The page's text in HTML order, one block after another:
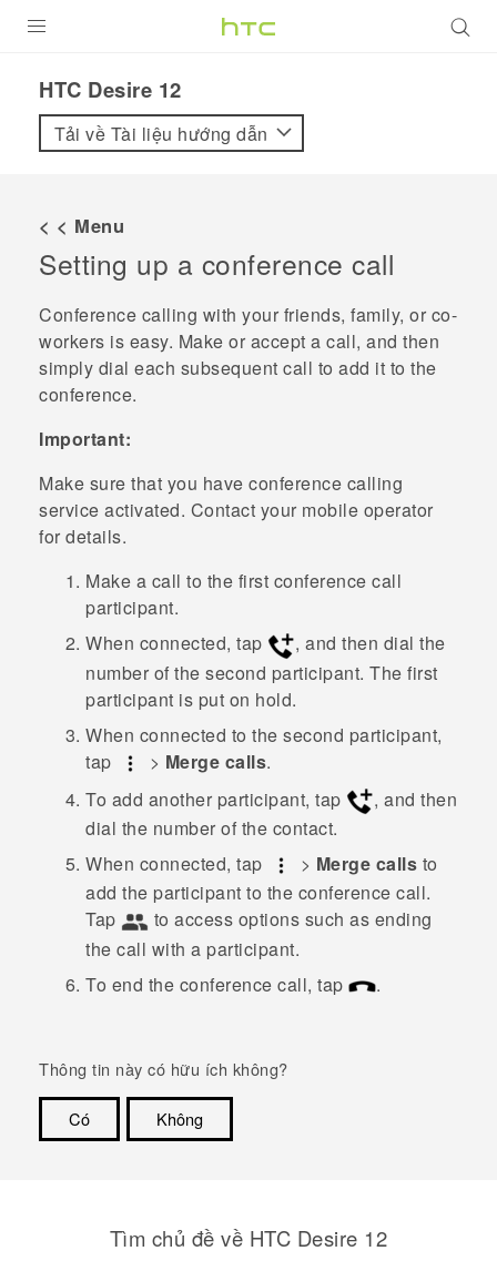
VIVE
VIVERSE
ỨNG DỤNG
HỖ TRỢ
HTC Desire 12‎
Tải về Tài liệu hướng dẫn
< < Menu
Setting up a conference call
Conference calling with your friends, family, or co-
workers is easy. Make or accept a call, and then
simply dial each subsequent call to add it to the
conference.
Important:
Make sure that you have conference calling
service activated. Contact your mobile operator
for details.
Make a call to the first conference call
participant.
When connected, tap
, and then dial the
number of the second participant. The first
participant is put on hold.
When connected to the second participant,
tap
> Merge calls.
To add another participant, tap
, and then
dial the number of the contact.
When connected, tap
> Merge calls to
add the participant to the conference call.
Tap
to access options such as ending
the call with a participant.
To end the conference call, tap
.
Thông tin này có hữu ích không?
Có
Không
Tìm chủ đề về HTC Desire 12